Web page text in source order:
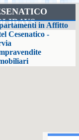
in Affitto
Cesenatico -
Farfalle,
Marittima
Golf Club
- Milano